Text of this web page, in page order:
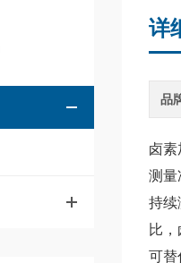
详
品
卤
测量
持续
比
可替